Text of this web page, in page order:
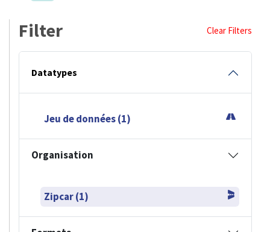
Filter Clear Filters
Datatypes
Jeu de données (1)
Organisation
Zipcar (1)